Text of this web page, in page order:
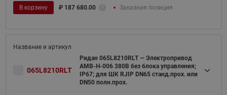
В корзину ₽ 187 680.00 Заказная позиция
065L8210RLT
Ридан 065L8210RLT — Электропривод
AMB-H-006 380В без блока управления;
IP67; для ШК RJIP DN65 станд.прох. или
DN50 полн.прох.